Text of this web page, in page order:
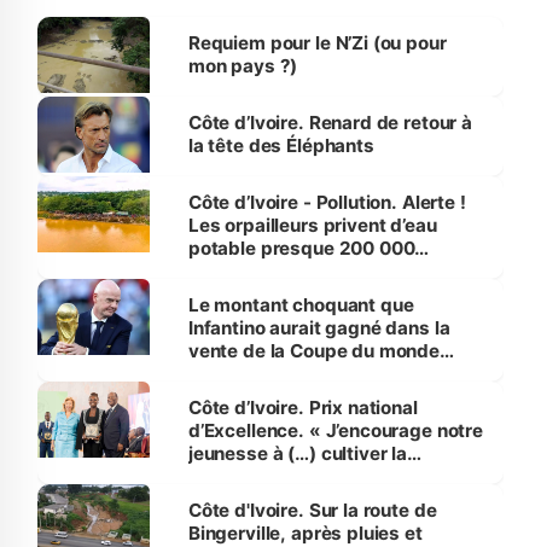
Requiem pour le N’Zi (ou pour
mon pays ?)
Côte d’Ivoire. Renard de retour à
la tête des Éléphants
Côte d’Ivoire - Pollution. Alerte !
Les orpailleurs privent d’eau
potable presque 200 000
Le montant choquant que
Infantino aurait gagné dans la
vente de la Coupe du monde
Côte d’Ivoire. Prix national
d’Excellence. « J’encourage notre
jeunesse à (…) cultiver la
(Alassane Ouattara
Côte d'Ivoire. Sur la route de
Bingerville, après pluies et